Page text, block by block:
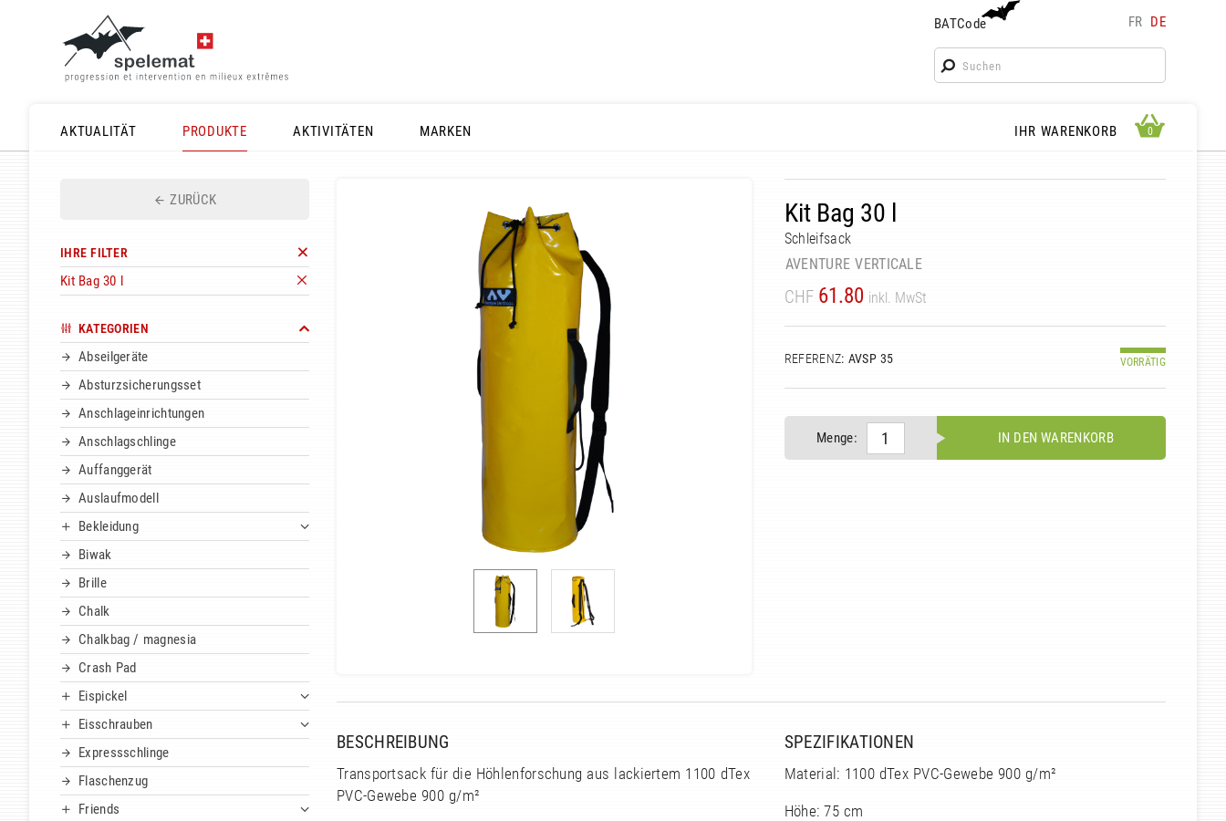
BATCode FR DE
BATCode
Geben Sie Ihren Namen ein und bestätigen
AKTUALITÄT
PRODUKTE AKTIVITÄTEN MARKEN IHR WARENKORB 0 0
ZURÜCK
IHRE FILTER
Kit Bag 30 l
KATEGORIEN
Abseilgeräte
Absturzsicherungsset
Anschlageinrichtungen
Anschlagschlinge
Auffanggerät
Auslaufmodell
Bekleidung
Biwak
Brille
Chalk
Chalkbag / magnesia
Crash Pad
Eispickel
Eisschrauben
Expressschlinge
Flaschenzug
Friends
Kit Bag 30 l
Schleifsack
AVENTURE VERTICALE
CHF 61.80 inkl. MwSt
REFERENZ: AVSP 35 VORRÄTIG
Menge: IN DEN WARENKORB
BESCHREIBUNG
Transportsack für die Höhlenforschung aus lackiertem 1100 dTex
PVC-Gewebe 900 g/m²
SPEZIFIKATIONEN
Material: 1100 dTex PVC-Gewebe 900 g/m²
Höhe: 75 cm